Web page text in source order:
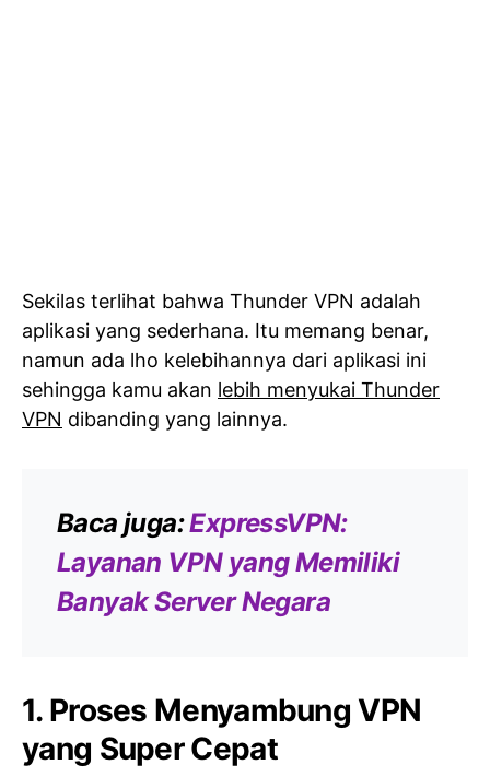
Sekilas terlihat bahwa Thunder VPN adalah
aplikasi yang sederhana. Itu memang benar,
namun ada lho kelebihannya dari aplikasi ini
sehingga kamu akan lebih menyukai Thunder
VPN dibanding yang lainnya.
Baca juga:ExpressVPN:
Layanan VPN yang Memiliki
Banyak Server Negara
1. Proses Menyambung VPN
yang Super Cepat